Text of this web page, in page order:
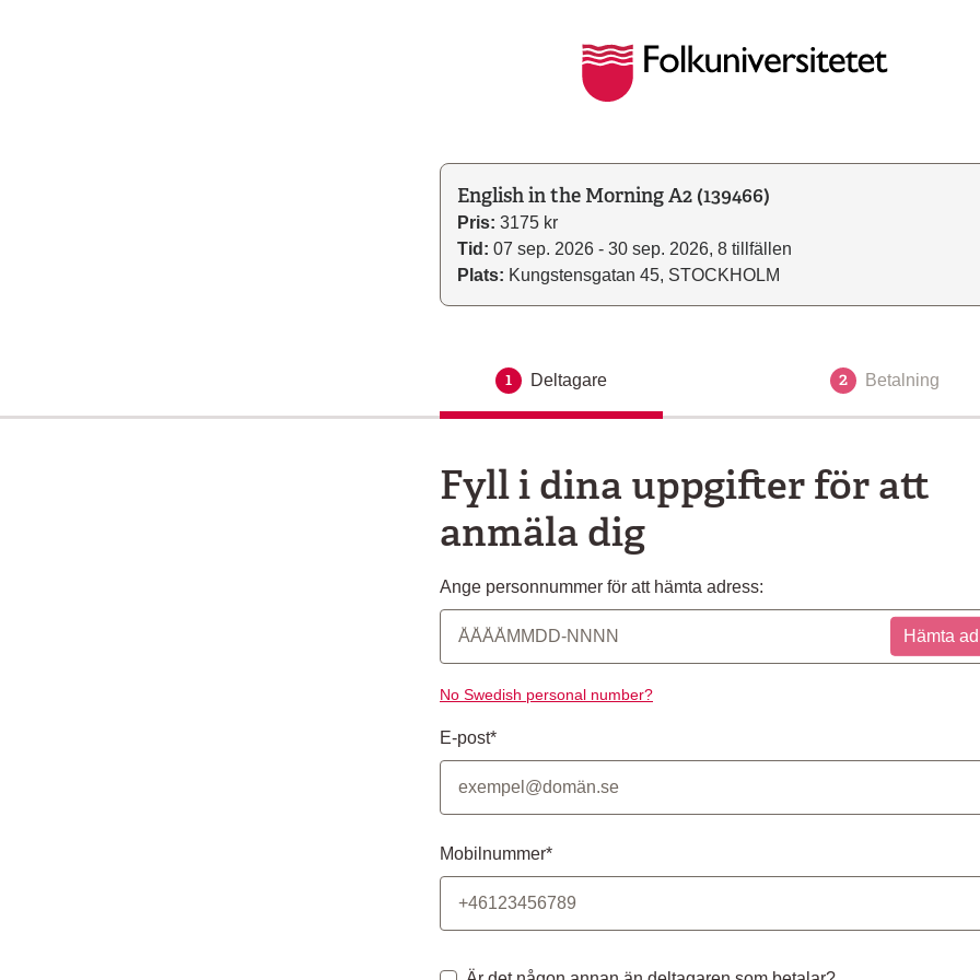
English in the Morning A2 (139466)
Pris: 3175 kr
Tid: 07 sep. 2026 - 30 sep. 2026, 8 tillfällen
Plats: Kungstensgatan 45, STOCKHOLM
1 Aktuellt steg
Deltagare 2 Betalning
Fyll i dina uppgifter för att
anmäla dig
Ange personnummer för att hämta adress:
Hämta
No Swedish personal number?
E-post*
Mobilnummer*